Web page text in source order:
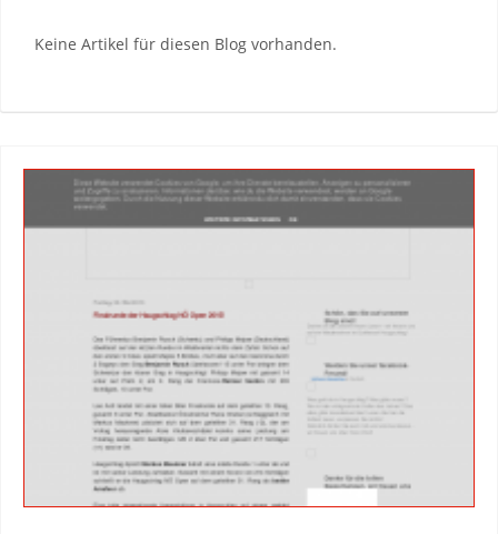
Keine Artikel für diesen Blog vorhanden.